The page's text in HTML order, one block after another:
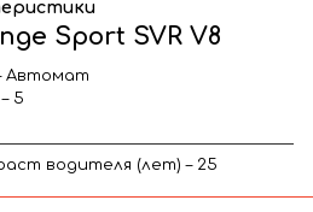
Sport SVR V8
Автомат
5
водителя (лет) – 25